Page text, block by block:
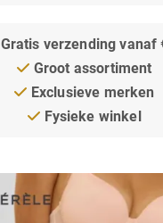
Gratis verzending vanaf
Groot assortiment
Exclusieve merken
Fysieke winkel